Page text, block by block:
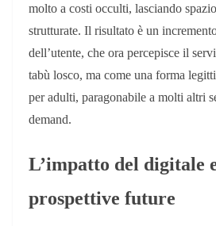
molto a costi occulti, lasciando
strutturate. Il risultato è un
dell’utente, che ora percepisce il
tabù losco, ma come una forma
per adulti, paragonabile a molti altri
demand.
L’impatto del digitale
prospettive future